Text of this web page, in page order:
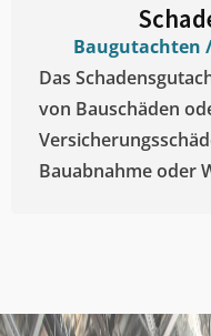
Baugutachten
Das
von Bauschäden
Bauabnahme oder